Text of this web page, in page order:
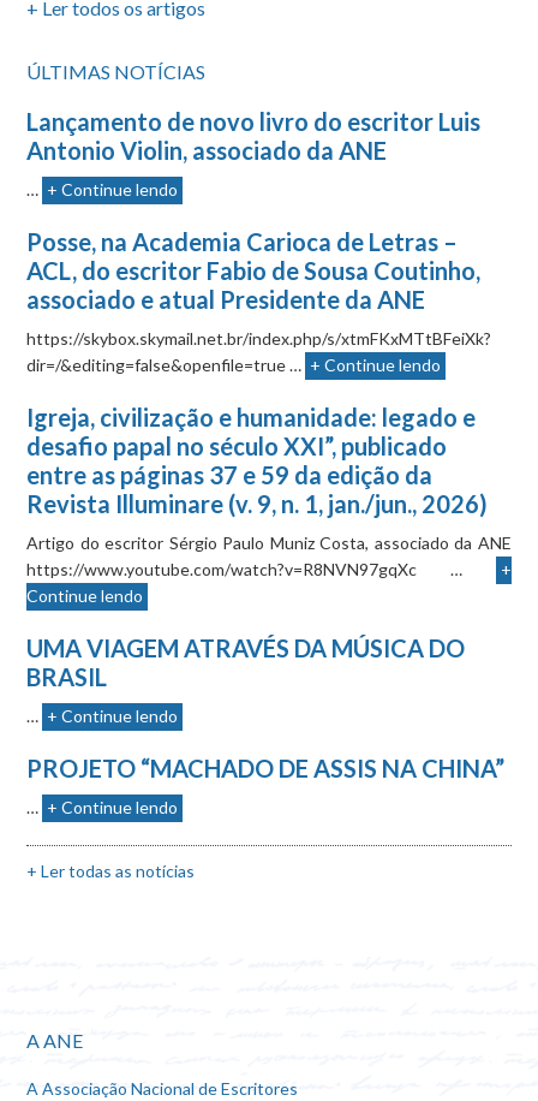
+ Ler todos os artigos
ÚLTIMAS NOTÍCIAS
Lançamento de novo livro do escritor Luis
Antonio Violin, associado da ANE
… + Continue lendo
Posse, na Academia Carioca de Letras –
ACL, do escritor Fabio de Sousa Coutinho,
associado e atual Presidente da ANE
https://skybox.skymail.net.br/index.php/s/xtmFKxMTtBFeiXk?
dir=/&editing=false&openfile=true … + Continue lendo
Igreja, civilização e humanidade: legado e
desafio papal no século XXI”, publicado
entre as páginas 37 e 59 da edição da
Revista Illuminare (v. 9, n. 1, jan./jun., 2026)
Artigo do escritor Sérgio Paulo Muniz Costa, associado da ANE
https://www.youtube.com/watch?v=R8NVN97gqXc …
+
Continue lendo
UMA VIAGEM ATRAVÉS DA MÚSICA DO
BRASIL
… + Continue lendo
PROJETO “MACHADO DE ASSIS NA CHINA”
… + Continue lendo
+ Ler todas as notícias
A ANE
A Associação Nacional de Escritores